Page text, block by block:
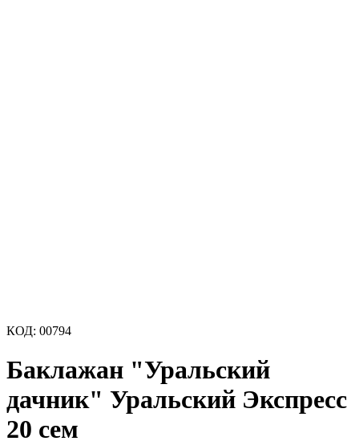
КОД: 00794
Баклажан "Уральский
дачник" Уральский Экспресс
20 сем